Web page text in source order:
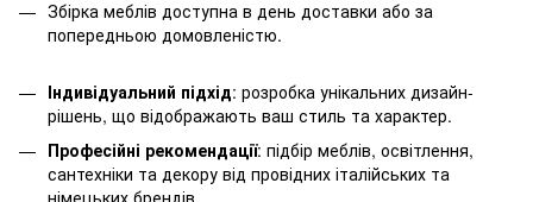
Збірка меблів доступна в день доставки або за
попередньою домовленістю.
Індивідуальний підхід: розробка унікальних дизайн-
рішень, що відображають ваш стиль та характер.
Професійні рекомендації: підбір меблів, освітлення,
сантехніки та декору від провідних італійських та
німецьких брендів.